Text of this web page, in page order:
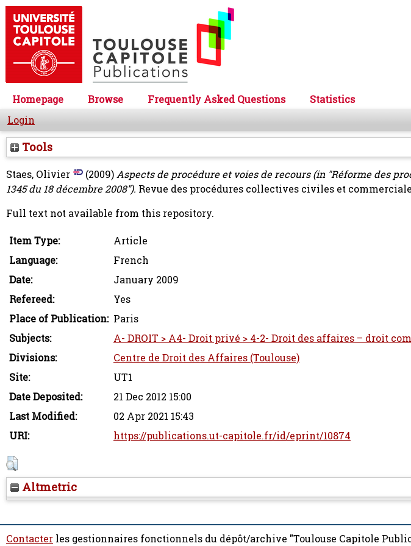
Homepage Browse Frequently Asked Questions
Statistics
Login
Tools
Staes, Olivier (2009)Aspects de procédure et voies de recours (in "Réforme des
1345 du 18 décembre 2008"). Revue des procédures collectives civiles et
Full text not available from this repository.
Item Type:
Article
Language:
French
Date:
January 2009
Refereed:
Yes
Place of Publication: Paris
Subjects:
A- DROIT > A4- Droit privé > 4-2- Droit des affaires – droit
Divisions:
Centre de Droit des Affaires (Toulouse)
Site:
UT1
Date Deposited:
21 Dec 2012 15:00
Last Modified:
02 Apr 2021 15:43
URI:
https://publications.ut-capitole.fr/id/eprint/10874
Altmetric
Contacter les gestionnaires fonctionnels du dépôt/archive "Toulouse Capitole